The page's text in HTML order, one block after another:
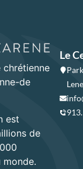
chrétienne
de
est
de
Le